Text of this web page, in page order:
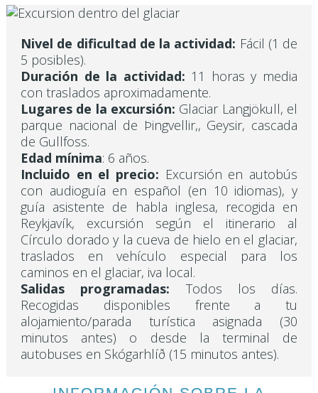
Nivel de dificultad de la actividad: Fácil (1 de
5 posibles).
Duración de la actividad: 11 horas y media
con traslados aproximadamente.
Lugares de la excursión: Glaciar Langjökull, el
parque nacional de Þingvellir,, Geysir, cascada
de Gullfoss.
Edad mínima: 6 años.
Incluido en el precio: Excursión en autobús
con audioguía en español (en 10 idiomas), y
guía asistente de habla inglesa, recogida en
Reykjavík, excursión según el itinerario al
Círculo dorado y la cueva de hielo en el glaciar,
traslados en vehículo especial para los
caminos en el glaciar, iva local.
Salidas programadas: Todos los días.
Recogidas disponibles frente a tu
alojamiento/parada turística asignada (30
minutos antes) o desde la terminal de
autobuses en Skógarhlíð (15 minutos antes).